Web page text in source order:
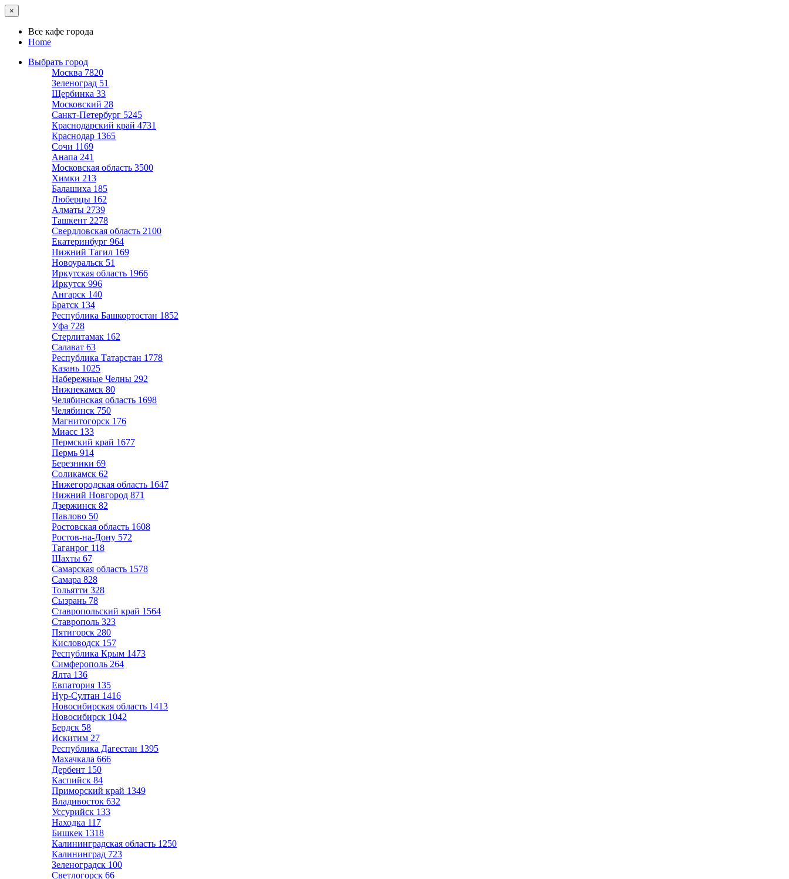
×
Все кафе города
Home
Выбрать город
Москва 7820
Зеленоград 51
Щербинка 33
Московский 28
Санкт-Петербург 5245
Краснодарский край 4731
Краснодар 1365
Сочи 1169
Анапа 241
Московская область 3500
Химки 213
Балашиха 185
Люберцы 162
Алматы 2739
Ташкент 2278
Свердловская область 2100
Екатеринбург 964
Нижний Тагил 169
Новоуральск 51
Иркутская область 1966
Иркутск 996
Ангарск 140
Братск 134
Республика Башкортостан 1852
Уфа 728
Стерлитамак 162
Салават 63
Республика Татарстан 1778
Казань 1025
Набережные Челны 292
Нижнекамск 80
Челябинская область 1698
Челябинск 750
Магнитогорск 176
Миасс 133
Пермский край 1677
Пермь 914
Березники 69
Соликамск 62
Нижегородская область 1647
Нижний Новгород 871
Дзержинск 82
Павлово 50
Ростовская область 1608
Ростов-на-Дону 572
Таганрог 118
Шахты 67
Самарская область 1578
Самара 828
Тольятти 328
Сызрань 78
Ставропольский край 1564
Ставрополь 323
Пятигорск 280
Кисловодск 157
Республика Крым 1473
Симферополь 264
Ялта 136
Евпатория 135
Нур-Султан 1416
Новосибирская область 1413
Новосибирск 1042
Бердск 58
Искитим 27
Республика Дагестан 1395
Махачкала 666
Дербент 150
Каспийск 84
Приморский край 1349
Владивосток 632
Уссурийск 133
Находка 117
Бишкек 1318
Калининградская область 1250
Калининград 723
Зеленоградск 100
Светлогорск 66